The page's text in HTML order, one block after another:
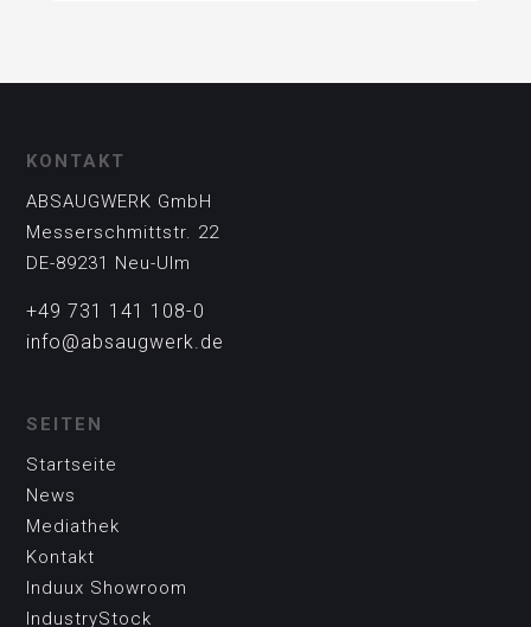
KONTAKT
ABSAUGWERK GmbH
Messerschmittstr. 22
DE-89231 Neu-Ulm
+49 731 141 108-0
info@absaugwerk.de
SEITEN
Startseite
News
Mediathek
Kontakt
Induux Showroom
IndustryStock